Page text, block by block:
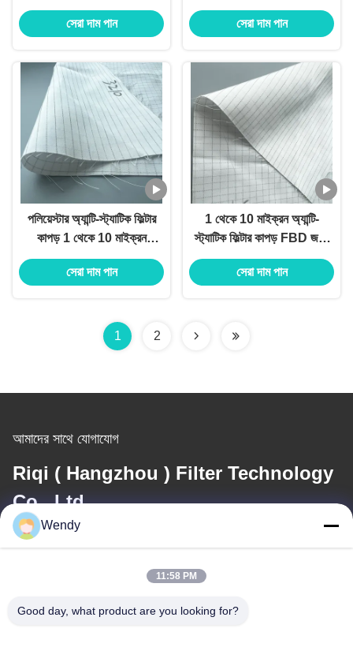
ফ্যাব্রিক
সেরা দাম পান
সেরা দাম পান
পলিয়েস্টার অ্যান্টি-স্ট্যাটিক ফিল্টার
কাপড় 1 থেকে 10 মাইক্রন
স্টেইনলেস স্টীল গ্রিড প্যাটার্ন সঙ্গে
ফার্মাসিউটিক্যাল কারখানা বায়ু
সেরা দাম পান
1 থেকে 10 মাইক্রন অ্যান্টি-
স্ট্যাটিক ফিল্টার কাপড় FBD জন্য
স্টেইনলেস স্টীল গ্রিড প্যাটার্ন
সেরা দাম পান
1 2
আমাদের সাথে যোগাযোগ
Riqi ( Hangzhou ) Filter Technology
Co., Ltd.
ই-মেইল
wendy@hzriqi.com
Wendy
11:58 PM
Good day, what product are you looking for?